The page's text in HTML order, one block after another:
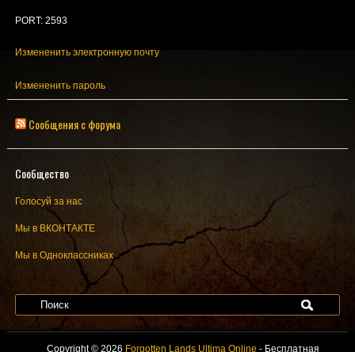
PORT: 2593
Измененить электронную почту
Измененить пароль
Сообщения с форума
Сообщество
Голосуй за нас
Мы в ВКОНТАКТЕ
Мы в Одноклассниках
Copyright © 2026 Forgotten Lands Ultima Online - Бесплатная